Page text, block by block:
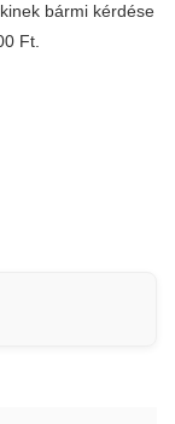
bármi kérdése
Ft.